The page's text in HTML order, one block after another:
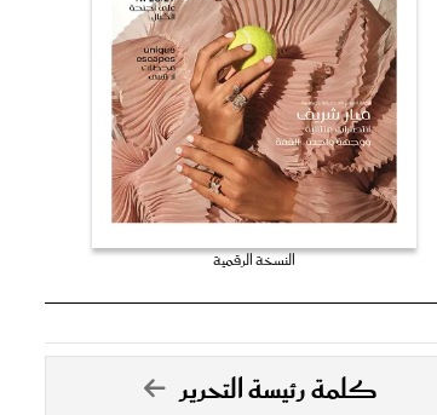
النسخة الرقمية
كلمة رئيسة التحرير